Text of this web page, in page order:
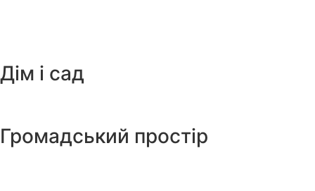
Дім і сад
Громадський простір